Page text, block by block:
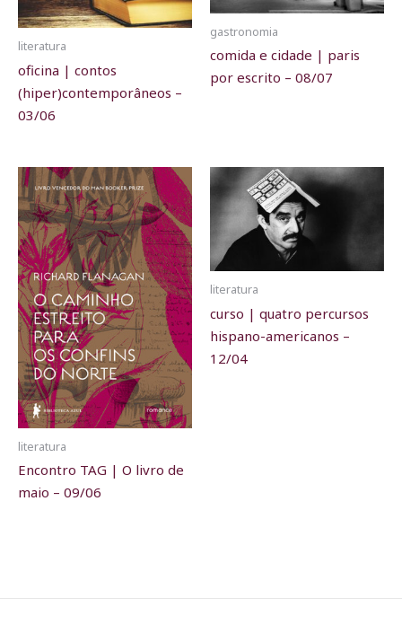
literatura
oficina | contos
(hiper)contemporâneos –
03/06
gastronomia
comida e cidade | paris
por escrito – 08/07
literatura
Encontro TAG | O livro de
maio – 09/06
literatura
curso | quatro percursos
hispano-americanos –
12/04